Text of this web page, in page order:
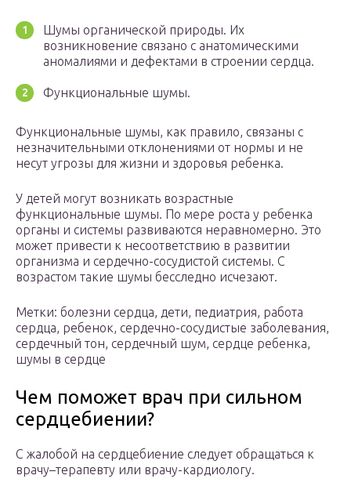
Шумы органической природы. Их
возникновение связано с анатомическими
аномалиями и дефектами в строении сердца.
Функциональные шумы.
Функциональные шумы, как правило, связаны с
незначительными отклонениями от нормы и не
несут угрозы для жизни и здоровья ребенка.
У детей могут возникать возрастные
функциональные шумы. По мере роста у ребенка
органы и системы развиваются неравномерно. Это
может привести к несоответствию в развитии
организма и сердечно-сосудистой системы. С
возрастом такие шумы бесследно исчезают.
Метки: болезни сердца, дети, педиатрия, работа
сердца, ребенок, сердечно-сосудистые заболевания,
сердечный тон, сердечный шум, сердце ребенка,
шумы в сердце
Чем поможет врач при сильном
сердцебиении?
С жалобой на сердцебиение следует обращаться к
врачу–терапевту или врачу-кардиологу.